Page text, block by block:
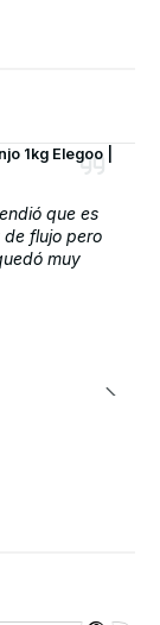
1kg Elegoo |
que es
flujo pero
muy